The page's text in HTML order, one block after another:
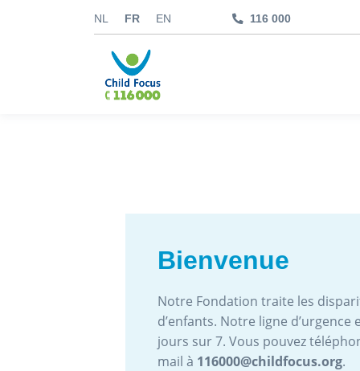
NL FR EN 116 000
Bienvenue
Notre Fondation traite les
d’enfants. Notre ligne d’urgence
jours sur 7. Vous pouvez
mail à 116000@childfocus.org.